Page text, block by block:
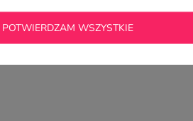
POTWIERDZAM WSZYSTKIE